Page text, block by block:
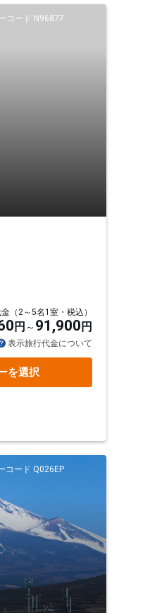
コード N96877
（2～5名1室・税込）
円 91,900 円
表示旅行代金について
を選択
コード Q026EP